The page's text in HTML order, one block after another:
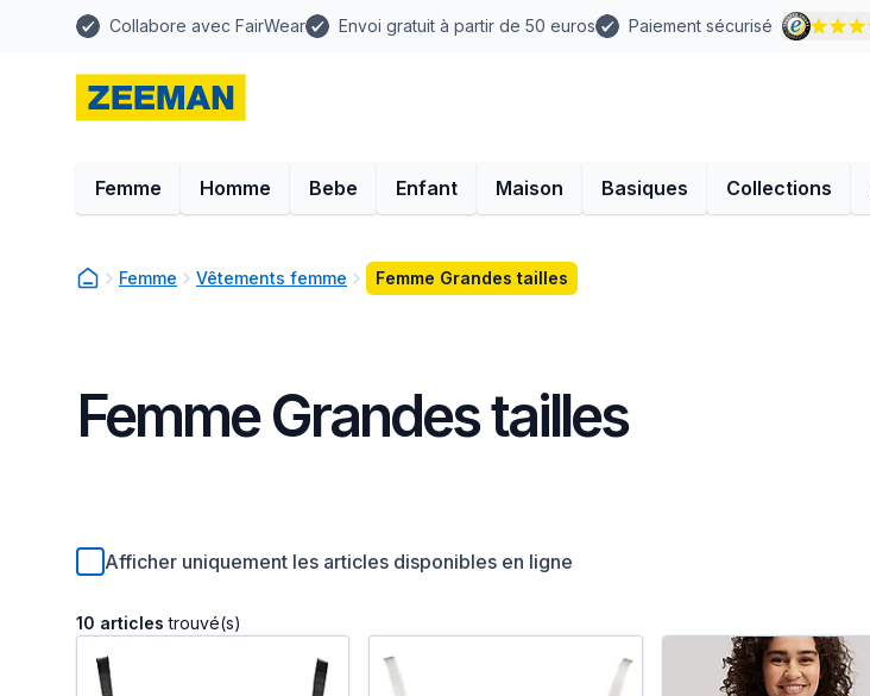
Collabore avec FairWear Envoi gratuit à partir de 50 euros Paiement sécurisé
Femme Homme Bebe Enfant Maison Basiques Collections
Femme Vêtements femme Femme Grandes tailles
Femme Grandes tailles
Afficher uniquement les articles disponibles en ligne
10 articles trouvé(s)